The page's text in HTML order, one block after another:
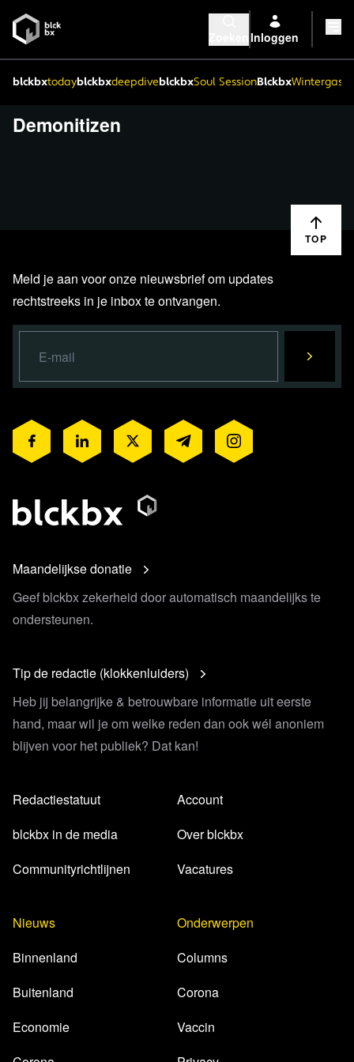
Inloggen
blckbxtodayblckbxdeepdiveblckbxSoul SessionBlckbx
Demonitizen
TOP
Meld je aan voor onze nieuwsbrief om updates
rechtstreeks in je inbox te ontvangen.
Maandelijkse donatie
Geef blckbx zekerheid door automatisch maandelijks te
ondersteunen.
Tip de redactie (klokkenluiders)
Heb jij belangrijke & betrouwbare informatie uit eerste
hand, maar wil je om welke reden dan ook wél anoniem
blijven voor het publiek? Dat kan!
Redactiestatuut
blckbx in de media
Communityrichtlijnen
Account
Over blckbx
Vacatures
Nieuws
Binnenland
Buitenland
Economie
Onderwerpen
Columns
Corona
Vaccin